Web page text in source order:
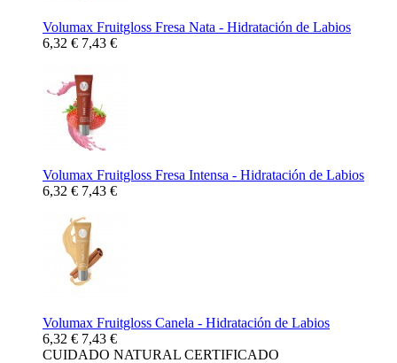
Volumax Fruitgloss Fresa Nata - Hidratación de Labios
6,32 € 7,43 €
Volumax Fruitgloss Fresa Intensa - Hidratación de Labios
6,32 € 7,43 €
Volumax Fruitgloss Canela - Hidratación de Labios
6,32 € 7,43 €
CUIDADO NATURAL CERTIFICADO